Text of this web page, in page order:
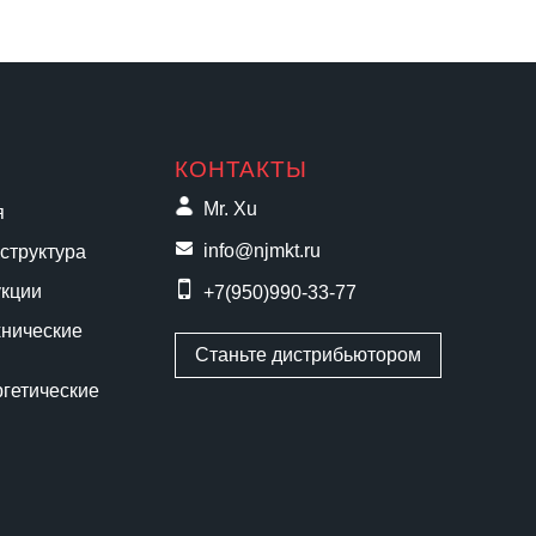
КОНТАКТЫ
Mr. Xu
info@njmkt.ru
+7(950)990-33-77
Станьте дистрибьютором